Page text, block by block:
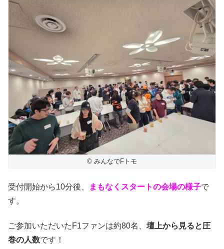
© みんなでFトモ
受付開始から10分後、 まもなくスタートの会場の様子で
す。
ご参加いただいたF1ファンは約80名、 壇上から見ると圧
巻の人数です！